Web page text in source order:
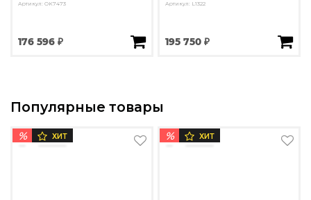
Артикул: OK7473
176 596 ₽
Артикул: L1322
195 750 ₽
Популярные товары
% ХИТ % ХИТ